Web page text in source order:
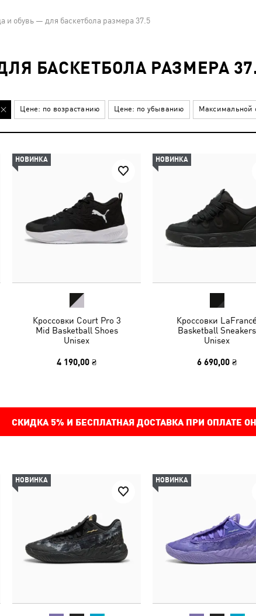
и обувь — для баскетбола размера 37.5
БАСКЕТБОЛА РАЗМЕРА
Цене: по возрастанию Цене: по убыванию Максимальной
НОВИНКА
Кроссовки Court Pro 3
Mid Basketball Shoes
Unisex
4 190,00 ₴
НОВИНКА
Кроссовки
Basketball Sneakers
Unisex
6 690,00 ₴
СКИДКА 5% И БЕСПЛАТНАЯ ДОСТАВКА ПРИ ОПЛАТЕ
НОВИНКА НОВИНКА